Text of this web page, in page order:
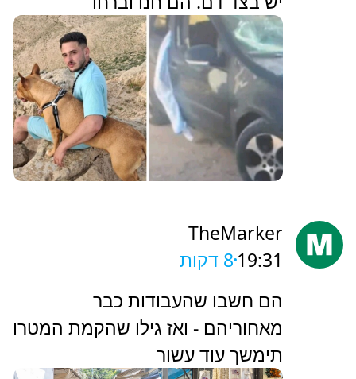
N12
19:372 דקות
התיעוד האחרון של אלדר והדיווח
למשטרה: "הרכב עם זכוכית שבורה,